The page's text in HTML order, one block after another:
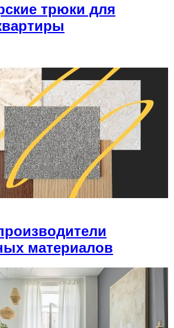
трюки для
материалов